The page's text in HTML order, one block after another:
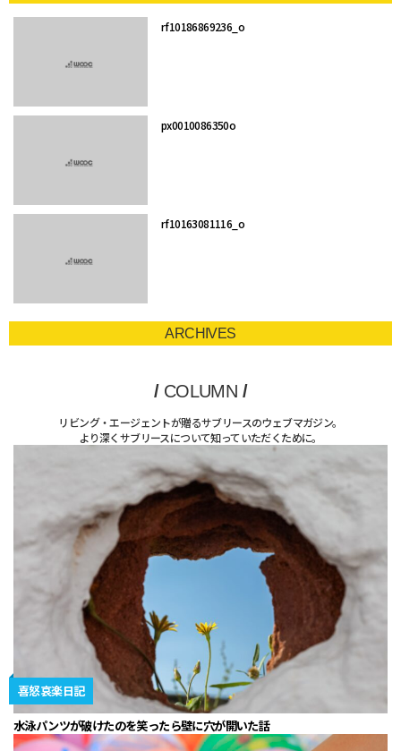
rf10186869236_o
px0010086350o
rf10163081116_o
ARCHIVES
/ COLUMN /
リビング・エージェントが贈るサブリースのウェブマガジン。
より深くサブリースについて知っていただくために。
喜怒哀楽日記
水泳パンツが破けたのを笑ったら壁に穴が開いた話